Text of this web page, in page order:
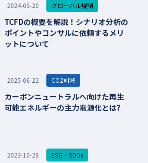
2024-05-20 グローバル規制
TCFDの概要を解説！シナリオ分析の
ポイントやコンサルに依頼するメリ
ットについて
2025-06-22 CO2削減
カーボンニュートラルへ向けた再生
可能エネルギーの主力電源化とは?
2023-10-28 ESG・SDGs